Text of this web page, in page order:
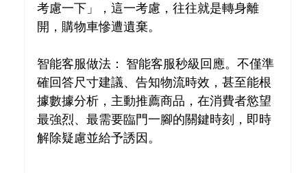
考慮一下」，這一考慮，往往就是轉身離
開，購物車慘遭遺棄。
智能客服做法： 智能客服秒級回應。不僅準
確回答尺寸建議、告知物流時效，甚至能根
據數據分析，主動推薦商品，在消費者慾望
最強烈、最需要臨門一腳的關鍵時刻，即時
解除疑慮並給予誘因。